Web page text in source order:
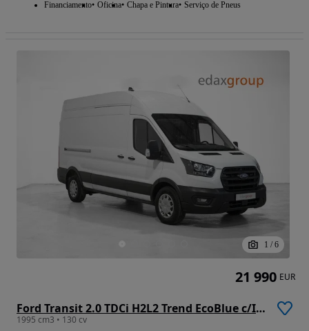
Financiamento Oficina Chapa e Pintura Serviço de Pneus
1 / 6
Ford Transit 2.0 TDCi H2L2 Trend EcoBlue c/IVA
1995 cm3 • 130 cv
21 990 EUR